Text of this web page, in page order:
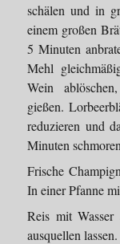
schälen und in
einem großen
5 Minuten
Mehl
Wein
gießen.
reduzieren und
Minuten
Frische
In einer Pfanne
Reis mit
ausquellen lassen.